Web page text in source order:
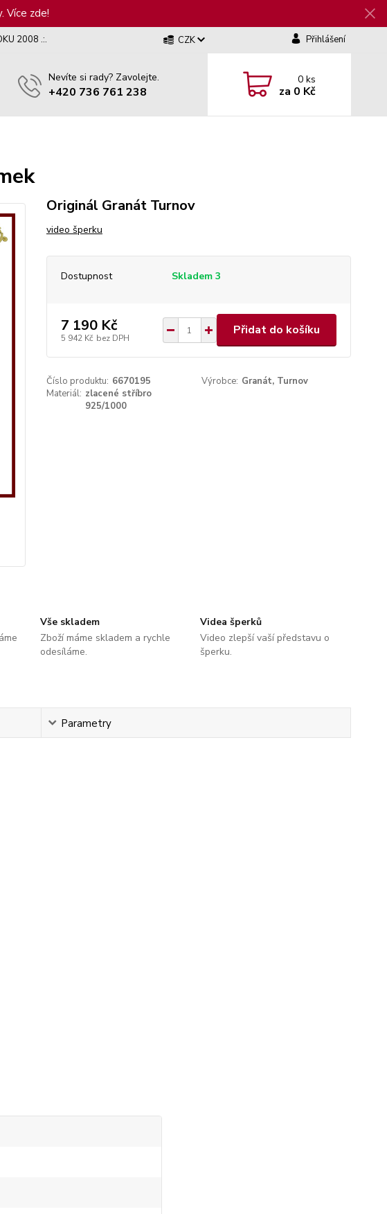
Více zde!
2008 .:. CZK Přihlášení
Nevíte si rady? Zavolejte.
+420 736 761 238
0ks
za 0 Kč
Originál Granát Turnov
video šperku
Dostupnost Skladem 3
7 190 Kč
5 942 Kč bez DPH
Přidat do košíku
Číslo produktu: 6670195 Výrobce: Granát, Turnov
Materiál: zlacené stříbro
925/1000
Vše skladem
Zboží máme skladem a rychle
odesíláme.
Videa šperků
Video zlepší vaší představu o
šperku.
Parametry